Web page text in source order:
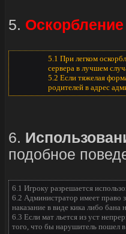
5.
5.1 При легком
сервера в лучшем
5.2 Если тяжелая
родителей в адрес
6.
подобное
6.1 Игроку разрешается
6.2 Администратор имеет право
наказание в виде кика либо бана
6.3 Если мат льется из уст
того, что бы нарушитель пошел